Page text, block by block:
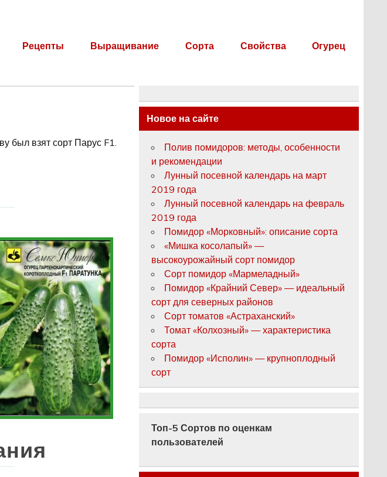
Рецепты Выращивание Сорта Свойства Огурец
был взят сорт Парус F1.
Новое на сайте
Полив помидоров: методы, особенности
и рекомендации
Лунный посевной календарь на март
2019 года
Лунный посевной календарь на февраль
2019 года
Помидор «Морковный»: описание сорта
«Мишка косолапый» —
высокоурожайный сорт помидор
Сорт помидор «Мармеладный»
Помидор «Крайний Север» — идеальный
сорт для северных районов
Сорт томатов «Астраханский»
Томат «Колхозный» — характеристика
сорта
Помидор «Исполин» — крупноплодный
сорт
Топ-5 Сортов по оценкам
пользователей